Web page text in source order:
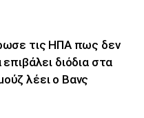
τις ΗΠΑ πως δεν
επιβάλει διόδια στα
λέει ο Βανς